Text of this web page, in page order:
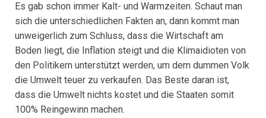
Es gab schon immer Kalt- und Warmzeiten. Schaut man
sich die unterschiedlichen Fakten an, dann kommt man
unweigerlich zum Schluss, dass die Wirtschaft am
Boden liegt, die Inflation steigt und die Klimaidioten von
den Politikern unterstützt werden, um dem dummen Volk
die Umwelt teuer zu verkaufen. Das Beste daran ist,
dass die Umwelt nichts kostet und die Staaten somit
100% Reingewinn machen.